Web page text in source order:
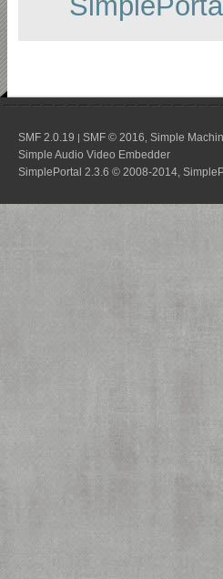
SMF 2.0.19 | SMF © 2016 Simple
Simple Audio Video Embedder
SimplePortal 2.3.6 © 2008-2014,